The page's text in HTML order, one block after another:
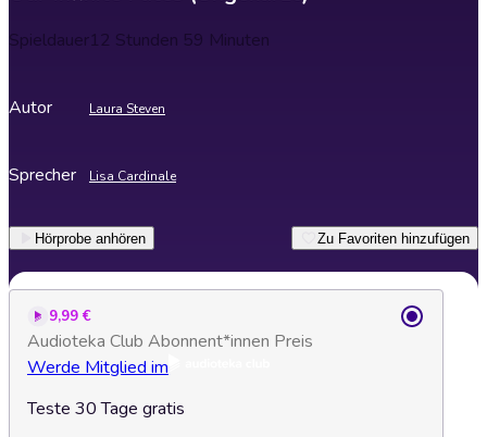
Spieldauer12 Stunden 59 Minuten
Autor Laura Steven
Sprecher Lisa Cardinale
Hörprobe anhören Zu Favoriten hinzufügen
9,99 €
Audioteka Club Abonnent*innen Preis
Werde Mitglied im
Teste 30 Tage gratis